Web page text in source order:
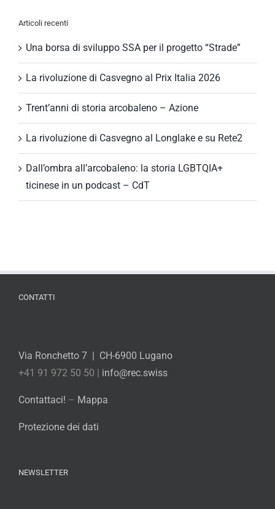
Articoli recenti
Una borsa di sviluppo SSA per il progetto “Strade”
La rivoluzione di Casvegno al Prix Italia 2026
Trent’anni di storia arcobaleno – Azione
La rivoluzione di Casvegno al Longlake e su Rete2
Dall’ombra all’arcobaleno: la storia LGBTQIA+
ticinese in un podcast – CdT
CONTATTI
Via Ronchetto 7 | CH-6900 Lugano
+41 91 972 50 50 | info@rec.swiss
Contattaci! – Mappa
Protezione dei dati
NEWSLETTER